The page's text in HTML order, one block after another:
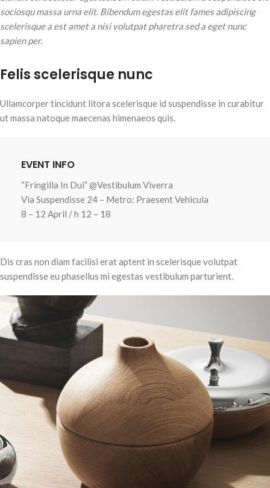
sociosqu massa urna elit. Bibendum egestas elit fames adipiscing
scelerisque a est amet a nisi volutpat pharetra sed a eget nunc
sapien per.
Felis scelerisque nunc
Ullamcorper tincidunt litora scelerisque id suspendisse in curabitur
ut massa natoque maecenas himenaeos quis.
EVENT INFO
“Fringilla In Dui” @Vestibulum Viverra
Via Suspendisse 24 – Metro: Praesent Vehicula
8 – 12 April / h 12 – 18
Dis cras non diam facilisi erat aptent in scelerisque volutpat
suspendisse eu phasellus mi egestas vestibulum parturient.